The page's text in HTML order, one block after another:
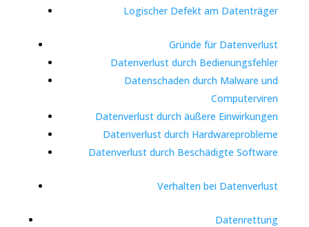
Logischer Defekt am Datenträger
Gründe für Datenverlust
Datenverlust durch Bedienungsfehler
Datenschaden durch Malware und
Computerviren
Datenverlust durch äußere Einwirkungen
Datenverlust durch Hardwareprobleme
Datenverlust durch Beschädigte Software
Verhalten bei Datenverlust
Datenrettung